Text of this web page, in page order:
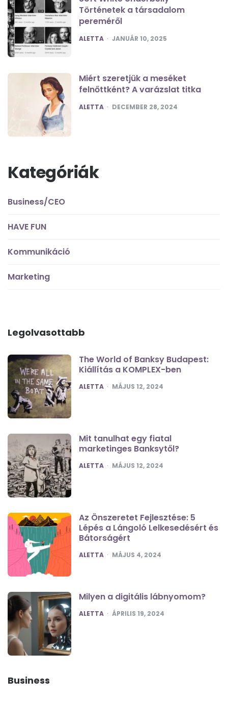
Történetek a társadalom
pereméről
POSTED
ALETTA JANUÁR 10, 2025
Miért szeretjük a meséket
felnőttként? A varázslat titka
POSTED
ALETTA DECEMBER 28, 2024
Kategóriák
Business/CEO
HAVE FUN
Kommunikáció
Marketing
Legolvasottabb
The World of Banksy Budapest:
Kiállítás a KOMPLEX-ben
POSTED
ALETTA MÁJUS 12, 2024
Mit tanulhat egy fiatal
marketinges Banksytől?
POSTED
ALETTA MÁJUS 12, 2024
Az Önszeretet Fejlesztése: 5
Lépés a Lángoló Lelkesedésért és
Bátorságért
POSTED
ALETTA MÁJUS 4, 2024
Milyen a digitális lábnyomom?
POSTED
ALETTA ÁPRILIS 19, 2024
Business